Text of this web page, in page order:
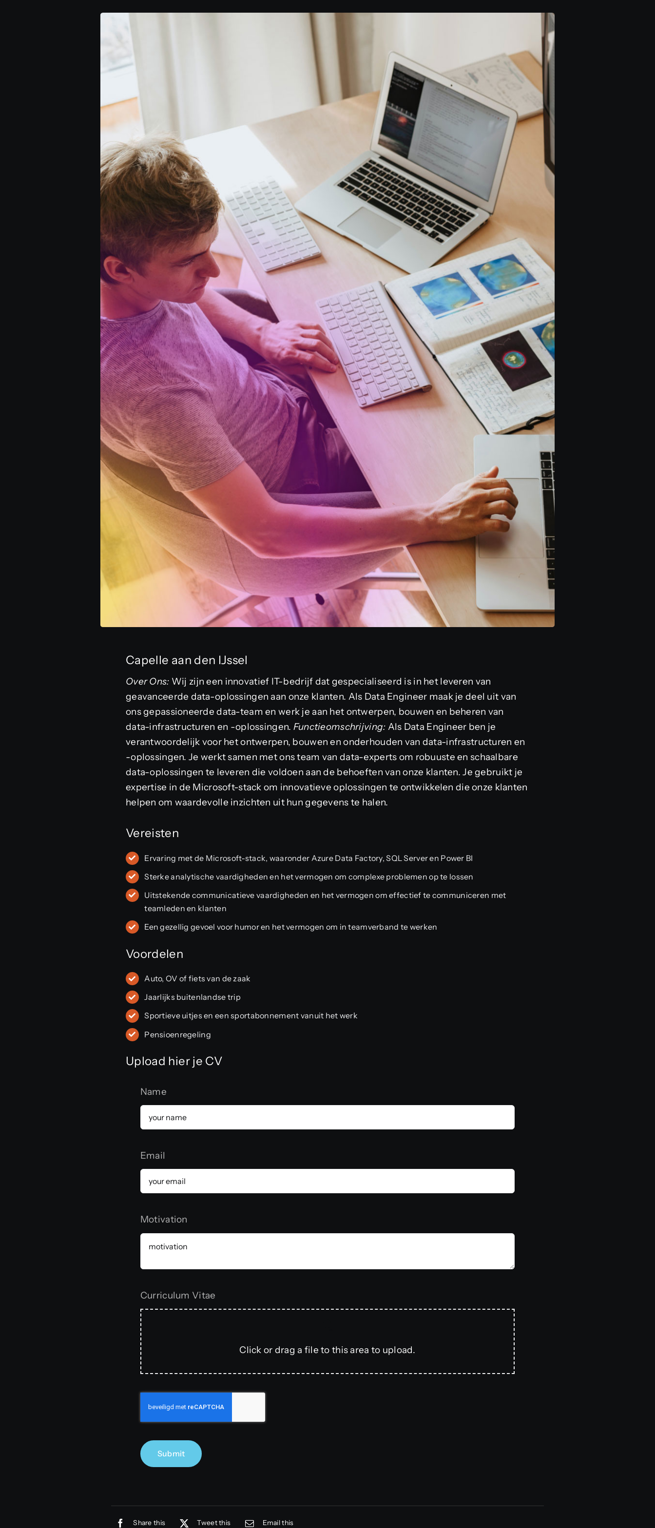
Capelle aan den IJssel
Over Ons: Wij zijn een innovatief IT-bedrijf dat gespecialiseerd is in het leveren van
geavanceerde data-oplossingen aan onze klanten. Als Data Engineer maak je deel uit van
ons gepassioneerde data-team en werk je aan het ontwerpen, bouwen en beheren van
data-infrastructuren en -oplossingen. Functieomschrijving: Als Data Engineer ben je
verantwoordelijk voor het ontwerpen, bouwen en onderhouden van data-infrastructuren en
-oplossingen. Je werkt samen met ons team van data-experts om robuuste en schaalbare
data-oplossingen te leveren die voldoen aan de behoeften van onze klanten. Je gebruikt je
expertise in de Microsoft-stack om innovatieve oplossingen te ontwikkelen die onze klanten
helpen om waardevolle inzichten uit hun gegevens te halen.
Vereisten
Ervaring met de Microsoft-stack, waaronder Azure Data Factory, SQL Server en Power BI
Sterke analytische vaardigheden en het vermogen om complexe problemen op te lossen
Uitstekende communicatieve vaardigheden en het vermogen om effectief te communiceren met
teamleden en klanten
Een gezellig gevoel voor humor en het vermogen om in teamverband te werken
Voordelen
Auto, OV of fiets van de zaak
Jaarlijks buitenlandse trip
Sportieve uitjes en een sportabonnement vanuit het werk
Pensioenregeling
Upload hier je CV
Name
Email
Motivation
Curriculum Vitae
Click or drag a file to this area to upload.
Submit
Share this Tweet this Email this